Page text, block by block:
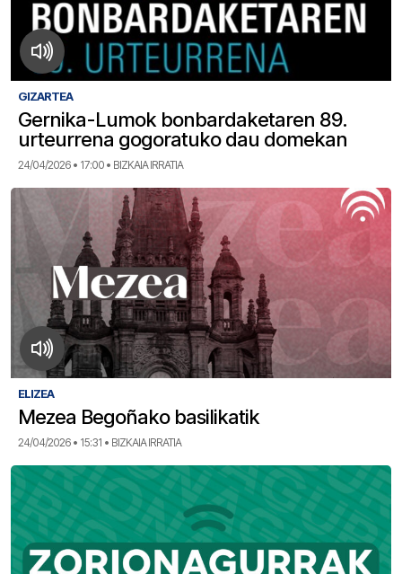
GIZARTEA
Gernika-Lumok bonbardaketaren 89.
urteurrena gogoratuko dau domekan
24/04/2026 • 17:00 • BIZKAIA IRRATIA
ELIZEA
Mezea Begoñako basilikatik
24/04/2026 • 15:31 • BIZKAIA IRRATIA